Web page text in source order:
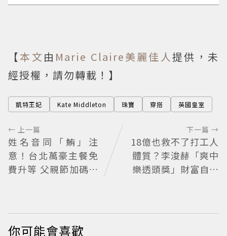
【本文 由 Marie Claire美麗佳人提供，未
經授權，請勿轉載！】
凱特王妃 Kate Middleton 珠寶 穿搭 英國皇室
← 上一篇
姓名音同「鮪」注
意！台北萬豪主餐免
費升等 父親節加碼鮪
下一篇 →
18億也救不了打工人
體質？李浚赫「爽中
樂透頭獎」財富自由
你可能會喜歡